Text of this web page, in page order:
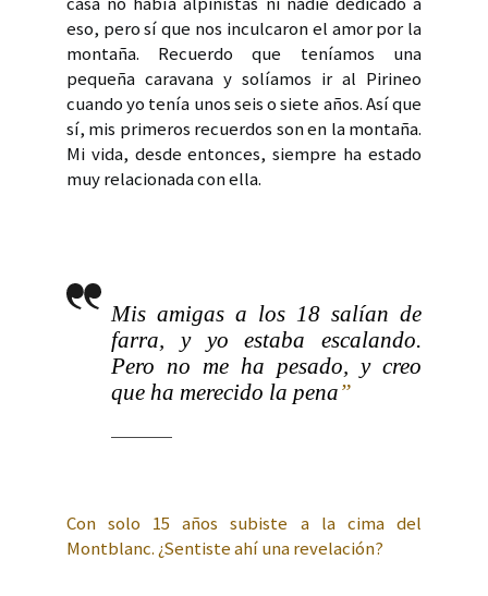
eso, pero sí que nos inculcaron el amor por la
montaña. Recuerdo que teníamos una
pequeña caravana y solíamos ir al Pirineo
cuando yo tenía unos seis o siete años. Así que
sí, mis primeros recuerdos son en la montaña.
Mi vida, desde entonces, siempre ha estado
muy relacionada con ella.
Mis amigas a los 18 salían de
farra, y yo estaba escalando.
Pero no me ha pesado, y creo
que ha merecido la pena”
Con solo 15 años subiste a la cima del
Montblanc. ¿Sentiste ahí una revelación?